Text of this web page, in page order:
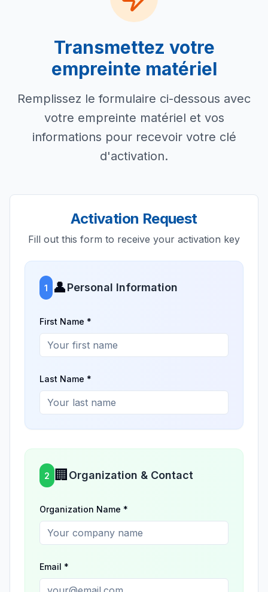
Transmettez votre
empreinte matériel
Remplissez le formulaire ci-dessous avec
votre empreinte matériel et vos
informations pour recevoir votre clé
d'activation.
Activation Request
Fill out this form to receive your activation key
1 👤Personal Information
First Name *
Last Name *
2 🏢 Organization & Contact
Organization Name *
Email *